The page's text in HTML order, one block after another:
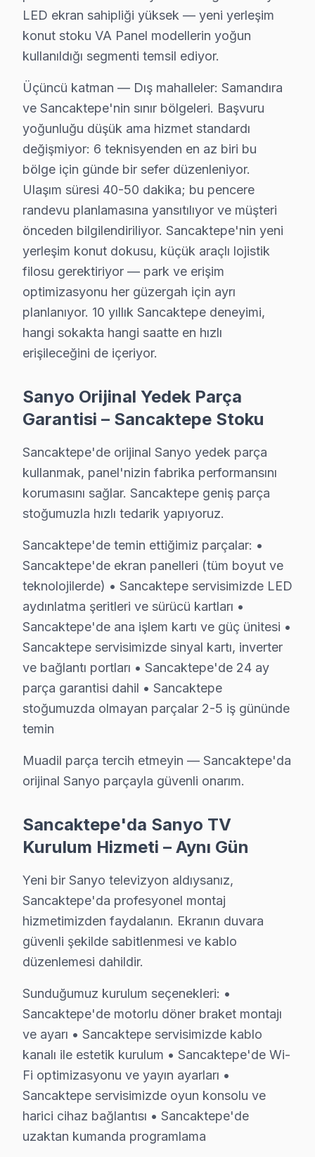
• Sancaktepe'de ortalama 10+ yıl sektör deneyimi
• Sanyo özel sertifika ve eğitimler
• Sancaktepe servisimizde güncel teknoloji ve arıza
• Sancaktepe'de müşteri memnuniyeti odaklı yaklaşım
• Temiz ve düzenli çalışma prensibi
TV'niz Sancaktepe'da profesyonel ellerde — kalıcı
Sancaktepe Sanyo Servis Hizmeti – Yerinde
Sancaktepe'de aniden arızalanan Sanyo ekran
Sancaktepe'de yerinde servis avantajları:
• Sancaktepe'de yerinde teşhis ve anlık fiyat teklifi
• Sancaktepe servisimizde parça onayınız olmadan
• Sancaktepe'de sertifikalı teknisyen ile güvenli servis
• Sancaktepe servisimizde servis belgesi ve garanti
• Sancaktepe'de ek arıza çıkması halinde bilgilendirme
Sancaktepe'da Sanyo yetkili servis kalitesinde hizmet
Sanyo panel'niz bozulduğunda saatler içinde
• Sancaktepe'de ekspres servis: 4 saat içinde
• Teknisyen yolda iken anlık konum bildirimi
• Sancaktepe parça temin süresi: aynı gün (stokta
• Sancaktepe'de iş yerine özel mesai saati dışı servis
• Servis tamamlandığında e-posta/SMS bildirimi
Sancaktepe'da Sanyo acil akıllı TV servisi için şimdi
Sancaktepe Sanyo Garanti Koşulları ve
Sanyo TV Servis Garanti Belgesi – Yazılı ve İmzalı Güvence
Sancaktepe'da yaptığımız Sanyo görüntüleme
Sancaktepe garanti detayları:
• Sancaktepe'de 24 aya kadar işçilik güvencesi
• Sancaktepe servisimizde orijinal parça
• Sancaktepe'de her işlem kayıt altında; müşteri
Sancaktepe'de neyi garanti etmiyoruz?
Sancaktepe'da Sanyo onarımı → garantili, belgeli,
Düzenli bakım, Sanyo televizyonunuzun ömrünü
TV bakım hizmetlerimiz:
• Sancaktepe'de panel ve LED backlight kontrolü
• Soğutma fanı temizliği ve termal macun yenileme
• HDMI port ve bağlantı noktası temizliği —
• Sancaktepe'de yazılım ve firmware güncelleme
Sancaktepe bölgesinde Sanyo televizyonlarınız için
Sancaktepe Sanyo TV Servis Fiyatları 2025 –
Sancaktepe'da Sanyo televizyon ünitesi servis
Sancaktepe'de Sanyo panel müdahale fiyatları (2025
LED ekran sahipliği yüksek — yeni yerleşim
konut stoku VA Panel modellerin yoğun
kullanıldığı segmenti temsil ediyor.
Üçüncü katman — Dış mahalleler: Samandıra
ve Sancaktepe'nin sınır bölgeleri. Başvuru
yoğunluğu düşük ama hizmet standardı
değişmiyor: 6 teknisyenden en az biri bu
bölge için günde bir sefer düzenleniyor.
Ulaşım süresi 40-50 dakika; bu pencere
randevu planlamasına yansıtılıyor ve müşteri
önceden bilgilendiriliyor. Sancaktepe'nin yeni
yerleşim konut dokusu, küçük araçlı lojistik
filosu gerektiriyor — park ve erişim
optimizasyonu her güzergah için ayrı
planlanıyor. 10 yıllık Sancaktepe deneyimi,
hangi sokakta hangi saatte en hızlı
erişileceğini de içeriyor.
Sanyo Orijinal Yedek Parça
Garantisi – Sancaktepe Stoku
Sancaktepe'de orijinal Sanyo yedek parça
kullanmak, panel'nizin fabrika performansını
korumasını sağlar. Sancaktepe geniş parça
stoğumuzla hızlı tedarik yapıyoruz.
Sancaktepe'de temin ettiğimiz parçalar: •
Sancaktepe'de ekran panelleri (tüm boyut ve
teknolojilerde) • Sancaktepe servisimizde LED
aydınlatma şeritleri ve sürücü kartları •
Sancaktepe'de ana işlem kartı ve güç ünitesi •
Sancaktepe servisimizde sinyal kartı, inverter
ve bağlantı portları • Sancaktepe'de 24 ay
parça garantisi dahil • Sancaktepe
stoğumuzda olmayan parçalar 2-5 iş gününde
temin
Muadil parça tercih etmeyin — Sancaktepe'da
orijinal Sanyo parçayla güvenli onarım.
Sancaktepe'da Sanyo TV
Kurulum Hizmeti – Aynı Gün
Yeni bir Sanyo televizyon aldıysanız,
Sancaktepe'da profesyonel montaj
hizmetimizden faydalanın. Ekranın duvara
güvenli şekilde sabitlenmesi ve kablo
düzenlemesi dahildir.
Sunduğumuz kurulum seçenekleri: •
Sancaktepe'de motorlu döner braket montajı
ve ayarı • Sancaktepe servisimizde kablo
kanalı ile estetik kurulum • Sancaktepe'de Wi-
Fi optimizasyonu ve yayın ayarları •
Sancaktepe servisimizde oyun konsolu ve
harici cihaz bağlantısı • Sancaktepe'de
uzaktan kumanda programlama